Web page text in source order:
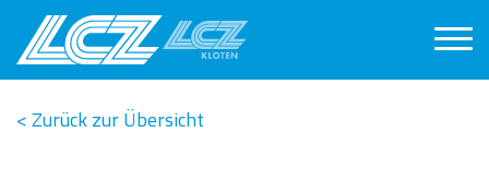
< Zurück zur Übersicht